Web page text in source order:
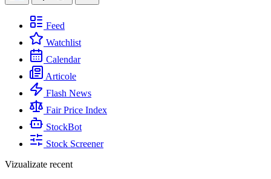
Feed
Watchlist
Calendar
Articole
Flash News
Fair Price Index
StockBot
Stock Screener
Vizualizate recent